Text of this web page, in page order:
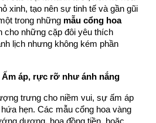
xinh, tạo nên sự tinh tế và gần gũi
trong những mẫu cổng hoa
cho những cặp đôi yêu thích
lịch nhưng không kém phần
Ấm áp, rực rỡ như ánh nắng
trưng cho niềm vui, sự ấm áp
hẹn. Các mẫu cổng hoa vàng